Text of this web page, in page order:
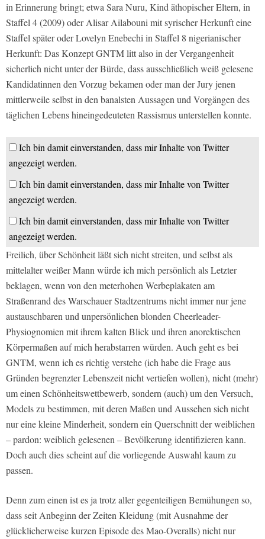
in Erinnerung bringt; etwa Sara Nuru, Kind äthopischer Eltern, in
Staffel 4 (2009) oder Alisar Ailabouni mit syrischer Herkunft eine
Staffel später oder Lovelyn Enebechi in Staffel 8 nigerianischer
Herkunft: Das Konzept GNTM litt also in der Vergangenheit
sicherlich nicht unter der Bürde, dass ausschließlich weiß gelesene
Kandidatinnen den Vorzug bekamen oder man der Jury jenen
mittlerweile selbst in den banalsten Aussagen und Vorgängen des
täglichen Lebens hineingedeuteten Rassismus unterstellen konnte.
Ich bin damit einverstanden, dass mir Inhalte von Twitter
angezeigt werden.
Ich bin damit einverstanden, dass mir Inhalte von Twitter
angezeigt werden.
Ich bin damit einverstanden, dass mir Inhalte von Twitter
angezeigt werden.
Freilich, über Schönheit läßt sich nicht streiten, und selbst als
mittelalter weißer Mann würde ich mich persönlich als Letzter
beklagen, wenn von den meterhohen Werbeplakaten am
Straßenrand des Warschauer Stadtzentrums nicht immer nur jene
austauschbaren und unpersönlichen blonden Cheerleader-
Physiognomien mit ihrem kalten Blick und ihren anorektischen
Körpermaßen auf mich herabstarren würden. Auch geht es bei
GNTM, wenn ich es richtig verstehe (ich habe die Frage aus
Gründen begrenzter Lebenszeit nicht vertiefen wollen), nicht (mehr)
um einen Schönheitswettbewerb, sondern (auch) um den Versuch,
Models zu bestimmen, mit deren Maßen und Aussehen sich nicht
nur eine kleine Minderheit, sondern ein Querschnitt der weiblichen
– pardon: weiblich gelesenen – Bevölkerung identifizieren kann.
Doch auch dies scheint auf die vorliegende Auswahl kaum zu
passen.
Denn zum einen ist es ja trotz aller gegenteiligen Bemühungen so,
dass seit Anbeginn der Zeiten Kleidung (mit Ausnahme der
glücklicherweise kurzen Episode des Mao-Overalls) nicht nur